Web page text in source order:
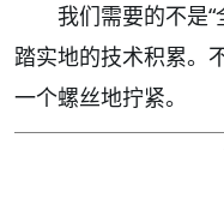
我们需要的不是
踏实地的技术积累。
一个螺丝地拧紧。